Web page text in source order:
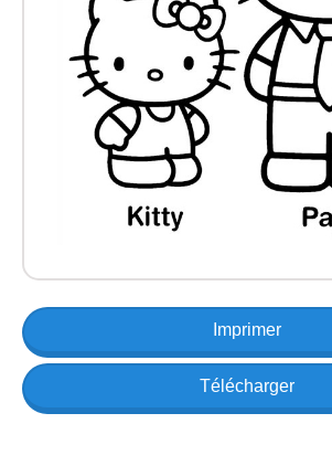
Imprimer
Télécharger